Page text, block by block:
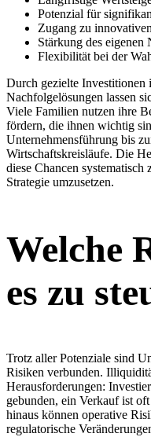
Potenzial für
Zugang zu
Stärkung des
Flexibilität bei der
Durch gezielte Investitionen
Nachfolgelösungen lassen
Viele Familien nutzen ihre
fördern, die ihnen wichtig
Unternehmensführung bis
Wirtschaftskreisläufe. Die
diese Chancen
Strategie umzusetzen.
Welche
es zu
Trotz aller Potenziale sind
Risiken verbunden.
Herausforderungen:
gebunden, ein Verkauf ist
hinaus können operative
regulatorische